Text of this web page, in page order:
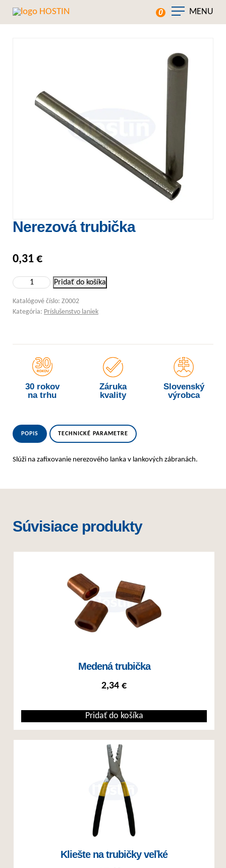
0 MENU
Nerezová trubička
0,31 €
množstvo Nerezová trubička
Pridať do košíka
Katalógové číslo: Z0002
Kategória: Príslušenstvo laniek
30 rokov
na trhu
Záruka
kvality
Slovenský
výrobca
POPIS TECHNICKÉ PARAMETRE
Slúži na zafixovanie nerezového lanka v lankových zábranách.
Súvisiace produkty
Medená trubička
2,34 €
Pridať do košíka
Kliešte na trubičky veľké